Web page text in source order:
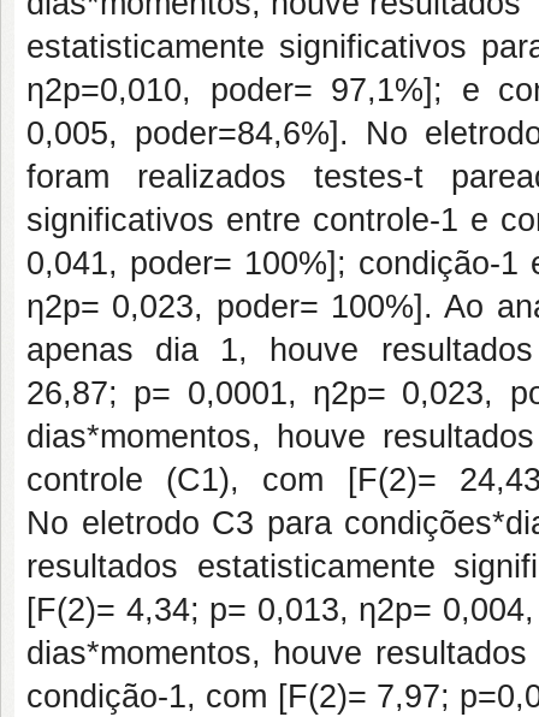
estatisticamente significativos
ƞ2p=0,010, poder= 97,1%]; e
0,005, poder=84,6%]. No
foram realizados testes-t
significativos entre controle-1 e
0,041, poder= 100%]; condição-
ƞ2p= 0,023, poder= 100%]. Ao
apenas dia 1, houve
26,87; p= 0,0001, ƞ2p= 0,023,
dias*momentos, houve
controle (C1), com [F(2)=
No eletrodo C3 para
resultados estatisticamente
[F(2)= 4,34; p= 0,013, ƞ2p=
dias*momentos, houve
condição-1, com [F(2)= 7,97;